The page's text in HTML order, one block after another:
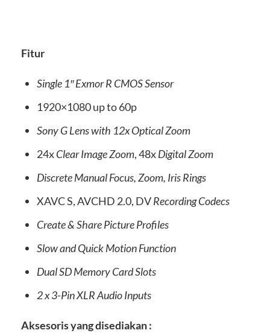
Fitur
Single 1″ Exmor R CMOS Sensor
1920×1080 up to 60p
Sony G Lens with 12x Optical Zoom
24xClear Image Zoom, 48xDigital Zoom
Discrete Manual Focus, Zoom, Iris Rings
XAVC S, AVCHD 2.0, DVRecording Codecs
Create & Share Picture Profiles
Slow and Quick Motion Function
Dual SD Memory Card Slots
2 x 3-Pin XLR Audio Inputs
Aksesoris yang disediakan :